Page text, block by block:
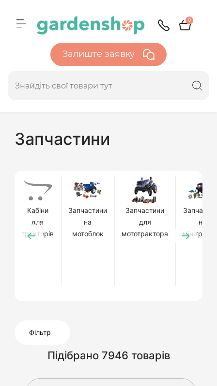
0
Залиште заявку
Запчастини
Кабіни
для
тракторів
Запчастини
на
мотоблок
Запчастини
для
мототрактора
на
Фільтр
Підібрано 7946 товарів